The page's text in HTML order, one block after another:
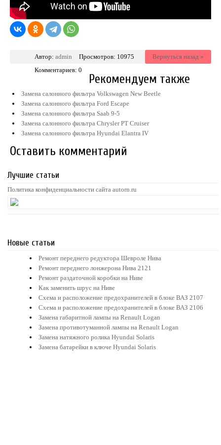
Вернуться назад »
Автор: admin
Просмотров: 10975
Комментариев: 0
Рекомендуем также
Замена салонного фильтра Volkswagen New Beetle
Замена салонного фильтра Ford Escape
Замена салонного фильтра Saab 9-5
Замена салонного фильтра Chrysler PT Cruiser
Замена салонного фильтра Hyundai Elantra IV
Оставить комментарий
Лучшие статьи
Политика конфиденциальности сайта autorn.ru
Новые статьи
Ремонт переднего редуктора Шевроле Нива
Ремонт переднего лонжерона Нива 2121
Ремонт раздаточной коробки на Ниве
Как заменить шрус на Ниве
Схема и расположение предохранителей в блоке ВАЗ 2107
Схема и расположение предохранителей в блоке ВАЗ 2106
Замена габаритной лампы на Renault Logan
Замена противотуманной лампы на Renault Logan
Замена натяжного ролика Hyundai Solaris
Замена батарейки в ключе Hyundai Solaris